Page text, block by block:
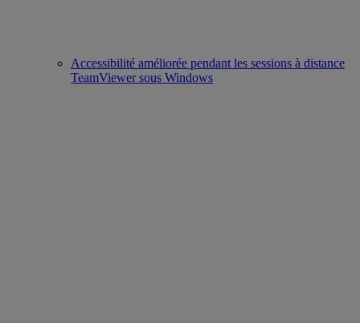
Accessibilité améliorée pendant les sessions à distance
TeamViewer sous Windows